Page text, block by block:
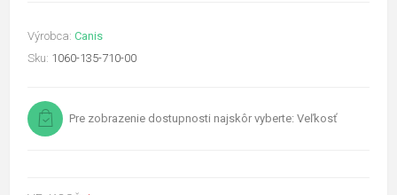
Výrobca: Canis
Sku: 1060-135-710-00
Pre zobrazenie dostupnosti najskôr vyberte: Veľkosť